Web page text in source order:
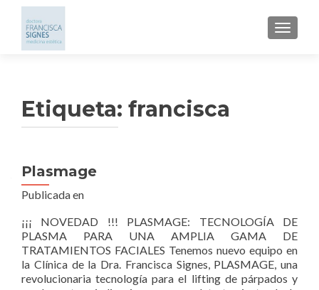
Etiqueta: francisca
Plasmage
Publicada en
¡¡¡ NOVEDAD !!! PLASMAGE: TECNOLOGÍA DE
PLASMA PARA UNA AMPLIA GAMA DE
TRATAMIENTOS FACIALES Tenemos nuevo equipo en
la Clínica de la Dra. Francisca Signes, PLASMAGE, una
revolucionaria tecnología para el lifting de párpados y
Navegación de entradas